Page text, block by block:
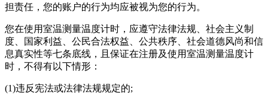
担责任，您的账户的行为均应被视为您的行为。
您在使用室温测量温度计时，应遵守法律法规、社会主义制
度、国家利益、公民合法权益、公共秩序、社会道德风尚和信
息真实性等七条底线，且保证在注册及使用室温测量温度计
时，不得有以下情形：
(1)违反宪法或法律法规规定的;